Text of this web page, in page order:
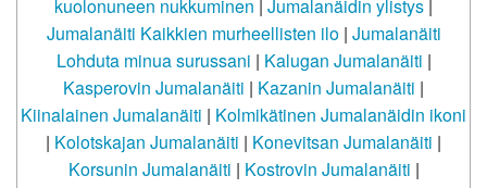
kuolonuneen nukkuminen | Jumalanäidin ylistys |
Jumalanäiti Kaikkien murheellisten ilo| Jumalanäiti
Lohduta minua surussani | Kalugan Jumalanäiti |
Kasperovin Jumalanäiti | Kazanin Jumalanäiti |
Kiinalainen Jumalanäiti | Kolmikätinen Jumalanäidin ikoni
| Kolotskajan Jumalanäiti | Konevitsan Jumalanäiti |
Korsunin Jumalanäiti | Kostrovin Jumalanäiti |